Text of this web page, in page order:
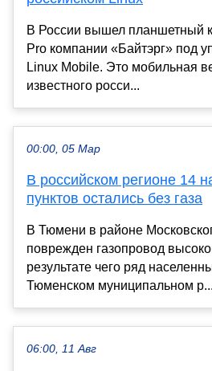
В России вышел планшетный
Pro компании «Байтэрг» под
Linux Mobile. Это мобильная
известного росси...
00:00, 05 Мар
В российском регионе 14
пунктов остались без газа
В Тюмени в районе
поврежден газопровод
результате чего ряд
Тюменском муниципальном р...
06:00, 11 Авг